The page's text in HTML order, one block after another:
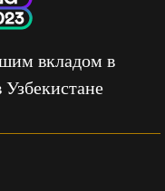
вкладом в